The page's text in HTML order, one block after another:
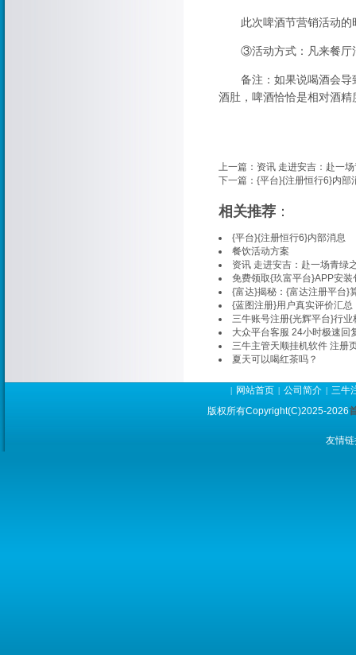
此次啤酒节营销活动的
③活动方式：凡来餐厅消
备注：如果说喝酒会导致
酒肚，啤酒恰恰是相对酒
上一篇： 资讯 走进安吉：赴一
下一篇： {平台}{注册恒行6}内部
相关推荐 ：
{平台}{注册恒行6}内部消息
餐饮活动方案
资讯 走进安吉：赴一场青
免费领取{玖富平台}APP安装
{富达}揭秘：{富达注册平台}
{蓝图注册}用户真实评价汇总
三牛账号注册{光辉平台}行业
大众平台客服 24小时极速回
三牛主管天顺挂机软件 注册
夏天可以喝红茶吗？
| 网站首页 | 公司简介 | 三牛
版权所有Copyright(C)2025-2026
友情